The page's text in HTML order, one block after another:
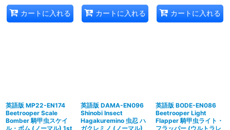
カートに入れる カートに入れる カートに入れる
英語版 MP22-EN174
Beetrooper Scale
Bomber 騎甲虫スケイ
ル・ボム (ノーマル) 1st
英語版 DAMA-EN096
Shinobi Insect
Hagakuremino 虫忍 ハ
ガクレミノ (ノーマル)
英語版 BODE-EN086
Beetrooper Light
Flapper 騎甲虫ライト・
フラッパー (ウルトラレ